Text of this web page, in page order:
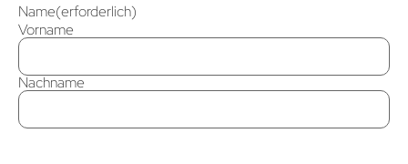
Name(erforderlich)
Vorname
Nachname